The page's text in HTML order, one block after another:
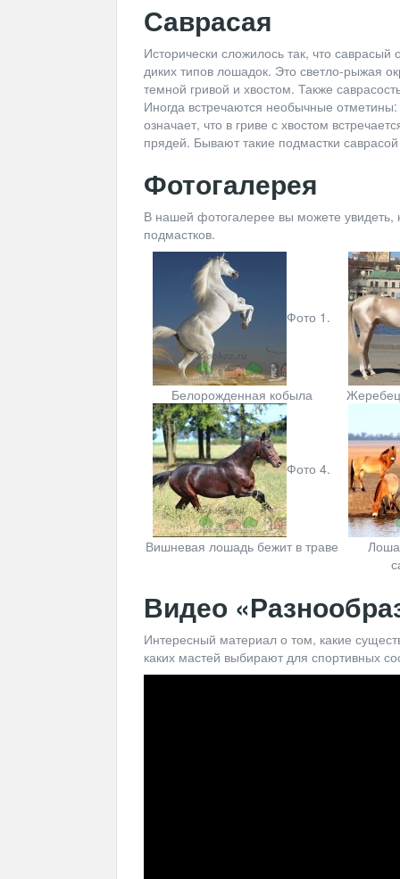
Саврасая
Исторически сложилось так, что
диких типов лошадок. Это светло-рыжая
темной гривой и хвостом. Также
Иногда встречаются необычные
означает, что в гриве с хвостом
прядей. Бывают такие подмастки
Фотогалерея
В нашей фотогалерее вы можете
подмастков.
Фото 1.
Белорожденная кобыла Жеребец
Фото 4.
Вишневая лошадь бежит в траве
Видео
Интересный материал о том, какие
каких мастей выбирают для спортивных